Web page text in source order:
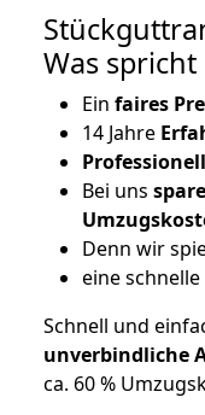
Was
Ein faires
14 Jahre
Professionell
Bei uns
Denn wir
eine
Schnell und
unverbindliche
ca. 60 %